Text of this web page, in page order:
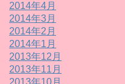
2014年4月
2014年3月
2014年2月
2014年1月
2013年12月
2013年11月